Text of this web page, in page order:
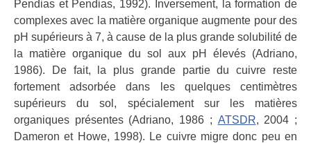
Pendias et Pendias, 1992). Inversement, la formation de
complexes avec la matière organique augmente pour des
pH supérieurs à 7, à cause de la plus grande solubilité de
la matière organique du sol aux pH élevés (Adriano,
1986). De fait, la plus grande partie du cuivre reste
fortement adsorbée dans les quelques centimètres
supérieurs du sol, spécialement sur les matières
organiques présentes (Adriano, 1986 ; ATSDR, 2004 ;
Dameron et Howe, 1998). Le cuivre migre donc peu en